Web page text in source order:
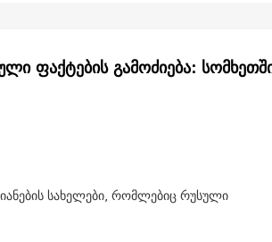
ფაქტების გამოძიება:
სახელები, რომლებიც რუსული